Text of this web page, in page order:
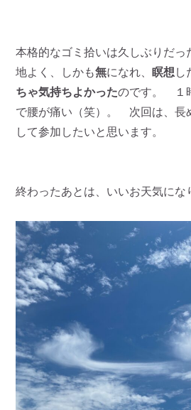
本格的なゴミ拾いは久しぶりだ
地よく、しかも無になれ、瞑想 し
ちゃ気持ちよかったのです。 １
で腰が痛い（笑）。 次回は、長
して参加したいと思います。
終わったあとは、いいお天気にな